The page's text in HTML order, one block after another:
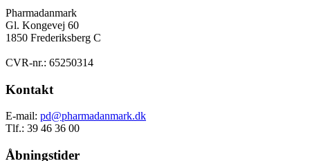
Pharmadanmark
Gl. Kongevej 60
1850 Frederiksberg C
CVR-nr.: 65250314
Kontakt
E-mail: pd@pharmadanmark.dk
Tlf.: 39 46 36 00
Åbningstider